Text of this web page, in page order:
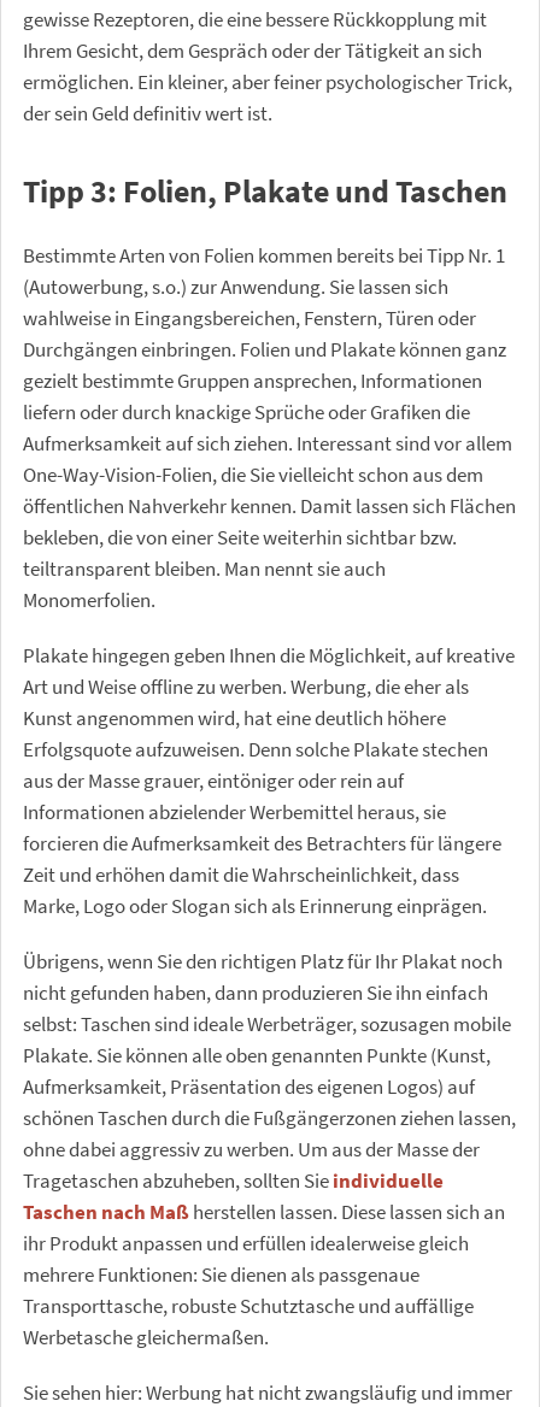
gewisse Rezeptoren, die eine bessere Rückkopplung mit
Ihrem Gesicht, dem Gespräch oder der Tätigkeit an sich
ermöglichen. Ein kleiner, aber feiner psychologischer Trick,
der sein Geld definitiv wert ist.
Tipp 3: Folien, Plakate und Taschen
Bestimmte Arten von Folien kommen bereits bei Tipp Nr. 1
(Autowerbung, s.o.) zur Anwendung. Sie lassen sich
wahlweise in Eingangsbereichen, Fenstern, Türen oder
Durchgängen einbringen. Folien und Plakate können ganz
gezielt bestimmte Gruppen ansprechen, Informationen
liefern oder durch knackige Sprüche oder Grafiken die
Aufmerksamkeit auf sich ziehen. Interessant sind vor allem
One-Way-Vision-Folien, die Sie vielleicht schon aus dem
öffentlichen Nahverkehr kennen. Damit lassen sich Flächen
bekleben, die von einer Seite weiterhin sichtbar bzw.
teiltransparent bleiben. Man nennt sie auch
Monomerfolien.
Plakate hingegen geben Ihnen die Möglichkeit, auf kreative
Art und Weise offline zu werben. Werbung, die eher als
Kunst angenommen wird, hat eine deutlich höhere
Erfolgsquote aufzuweisen. Denn solche Plakate stechen
aus der Masse grauer, eintöniger oder rein auf
Informationen abzielender Werbemittel heraus, sie
forcieren die Aufmerksamkeit des Betrachters für längere
Zeit und erhöhen damit die Wahrscheinlichkeit, dass
Marke, Logo oder Slogan sich als Erinnerung einprägen.
Übrigens, wenn Sie den richtigen Platz für Ihr Plakat noch
nicht gefunden haben, dann produzieren Sie ihn einfach
selbst: Taschen sind ideale Werbeträger, sozusagen mobile
Plakate. Sie können alle oben genannten Punkte (Kunst,
Aufmerksamkeit, Präsentation des eigenen Logos) auf
schönen Taschen durch die Fußgängerzonen ziehen lassen,
ohne dabei aggressiv zu werben. Um aus der Masse der
Tragetaschen abzuheben, sollten Sieindividuelle
Taschen nach Maßherstellen lassen. Diese lassen sich an
ihr Produkt anpassen und erfüllen idealerweise gleich
mehrere Funktionen: Sie dienen als passgenaue
Transporttasche, robuste Schutztasche und auffällige
Werbetasche gleichermaßen.
Sie sehen hier: Werbung hat nicht zwangsläufig und immer